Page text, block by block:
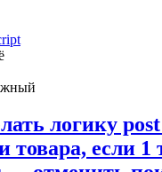
логику
товара, если 1